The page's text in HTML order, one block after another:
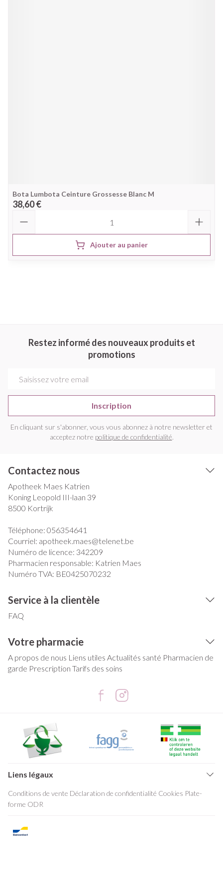
Bota Lumbota Ceinture Grossesse Blanc M
38,60 €
Ajouter au panier
Restez informé des nouveaux produits et
promotions
Inscription
En cliquant sur s'abonner, vous vous abonnez à notre newsletter et
acceptez notre politique de confidentialité.
Contactez nous
Apotheek Maes Katrien
Koning Leopold III-laan 39
8500 Kortrijk
Téléphone: 056354641
Courriel: apotheek.maes@telenet.be
Numéro de licence: 342209
Pharmacien responsable: Katrien Maes
Numéro TVA: BE0425070232
Service à la clientèle
FAQ
Votre pharmacie
A propos de nous Liens utiles Actualités santé Pharmacien de
garde Prescription Tarifs des soins
Liens légaux
Conditions de vente Déclaration de confidentialité Cookies Plate-
forme ODR